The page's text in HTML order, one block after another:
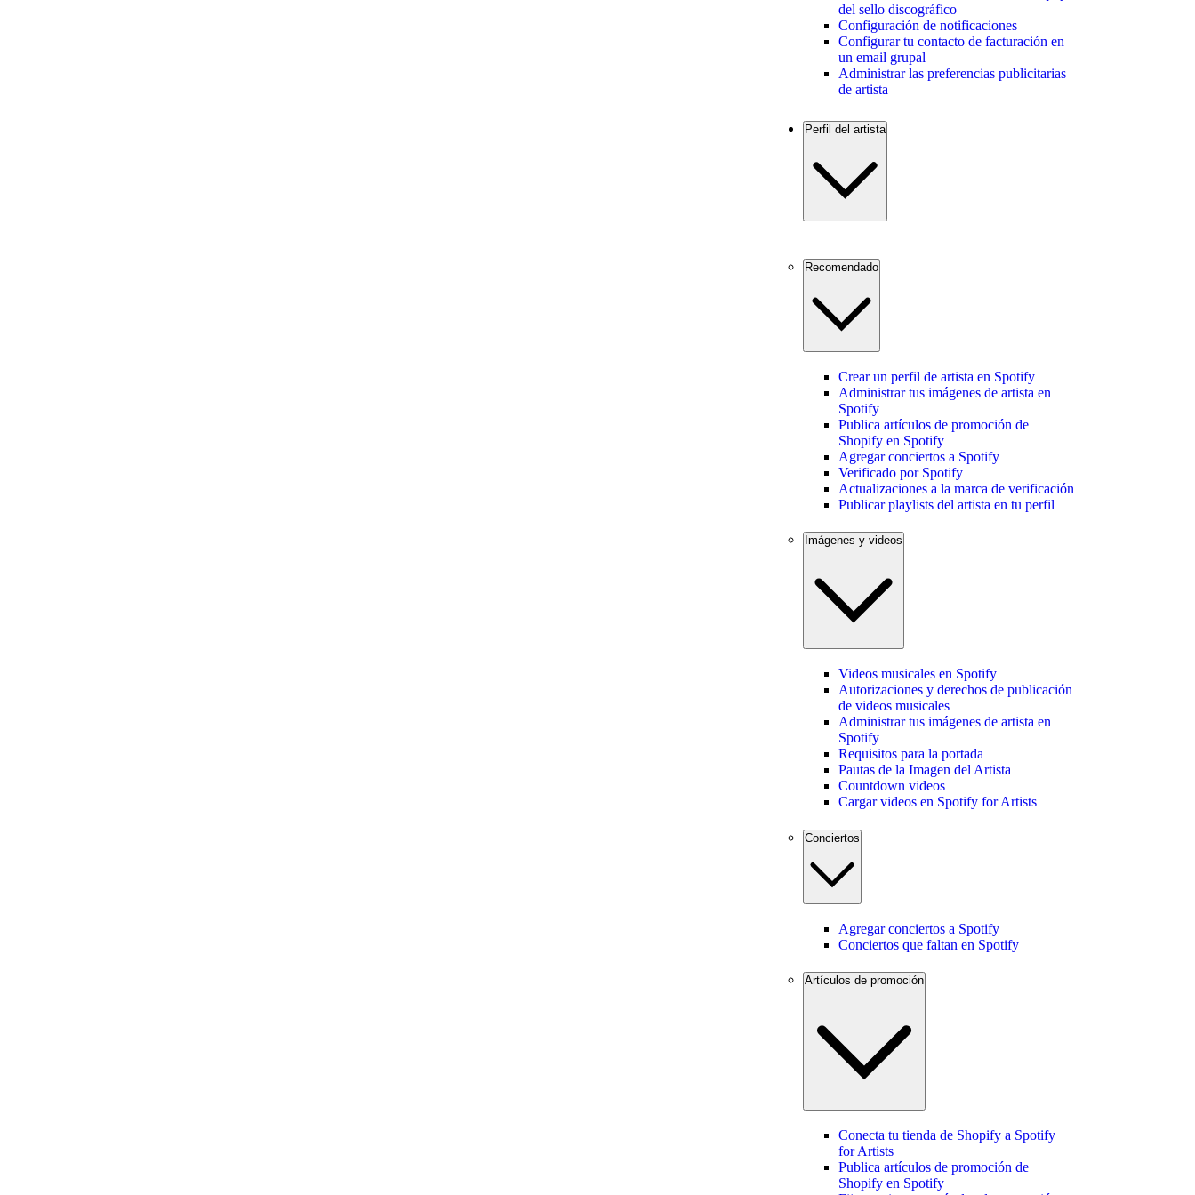
del sello discográfico
Configuración de notificaciones
Configurar tu contacto de facturación en
un email grupal
Administrar las preferencias publicitarias
de artista
Perfil del artista
Recomendado
Crear un perfil de artista en Spotify
Administrar tus imágenes de artista en
Spotify
Publica artículos de promoción de
Shopify en Spotify
Agregar conciertos a Spotify
Verificado por Spotify
Actualizaciones a la marca de verificación
Publicar playlists del artista en tu perfil
Imágenes y videos
Videos musicales en Spotify
Autorizaciones y derechos de publicación
de videos musicales
Administrar tus imágenes de artista en
Spotify
Requisitos para la portada
Pautas de la Imagen del Artista
Countdown videos
Cargar videos en Spotify for Artists
Conciertos
Agregar conciertos a Spotify
Conciertos que faltan en Spotify
Artículos de promoción
Conecta tu tienda de Shopify a Spotify
for Artists
Publica artículos de promoción de
Shopify en Spotify